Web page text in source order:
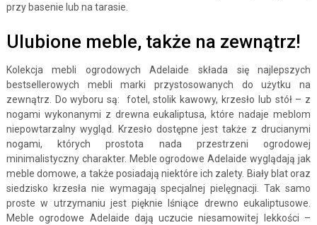
przy basenie lub na tarasie.
Ulubione meble, także na zewnątrz!
Kolekcja mebli ogrodowych Adelaide składa się najlepszych
bestsellerowych mebli marki przystosowanych do użytku na
zewnątrz. Do wyboru są: fotel, stolik kawowy, krzesło lub stół – z
nogami wykonanymi z drewna eukaliptusa, które nadaje meblom
niepowtarzalny wygląd. Krzesło dostępne jest także z drucianymi
nogami, których prostota nada przestrzeni ogrodowej
minimalistyczny charakter. Meble ogrodowe Adelaide wyglądają jak
meble domowe, a także posiadają niektóre ich zalety. Biały blat oraz
siedzisko krzesła nie wymagają specjalnej pielęgnacji. Tak samo
proste w utrzymaniu jest pięknie lśniące drewno eukaliptusowe.
Meble ogrodowe Adelaide dają uczucie niesamowitej lekkości –